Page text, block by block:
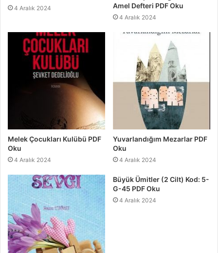
4 Aralık 2024
Amel Defteri PDF Oku
4 Aralık 2024
Melek Çocukları Kulübü PDF
Oku
4 Aralık 2024
Yuvarlandığım Mezarlar PDF
Oku
4 Aralık 2024
Büyük Ümitler (2 Cilt) Kod: 5-
G-45 PDF Oku
4 Aralık 2024